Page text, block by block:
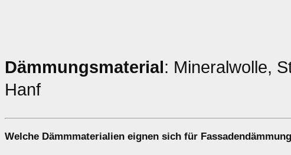
Dämmungsmaterial: Mineralwolle,
Hanf
Welche Dämmmaterialien eignen sich für